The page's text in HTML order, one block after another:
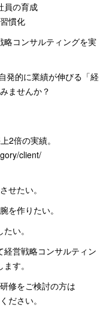
員の育成
慣化
略コンサルティングを実
発的に業績が伸びる「経
ませんか？
2倍の実績。
client/
せたい。
を作りたい。
い。
営戦略コンサルティン
す。
修をご検討の方は
ださい。